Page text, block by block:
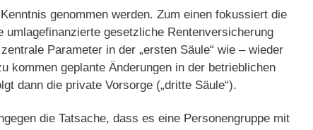
genommen werden. Zum einen fokussiert die
gesetzliche Rentenversicherung
Parameter in der „ersten Säule“ wie – wieder
kommen geplante Änderungen in der betrieblichen
dann die private Vorsorge („dritte Säule“).
die Tatsache, dass es eine Personengruppe mit